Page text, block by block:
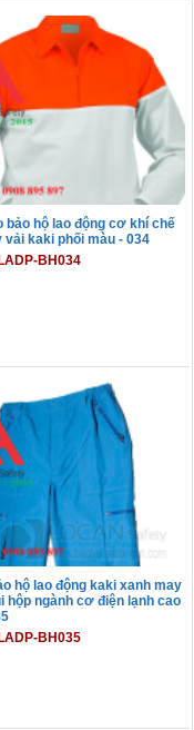
bảo hộ lao động cơ khí chế
vải kaki phối màu - 034
LADP-BH034
hộ lao động kaki xanh may
hộp ngành cơ điện lạnh cao
LADP-BH035